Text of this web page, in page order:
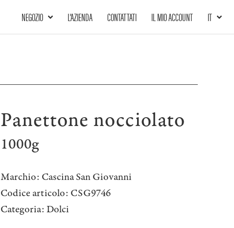
NEGOZIO L'AZIENDA CONTATTATI IL MIO ACCOUNT IT
Panettone nocciolato
1000g
Marchio: Cascina San Giovanni
Codice articolo: CSG9746
Categoria: Dolci